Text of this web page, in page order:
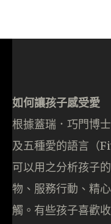
如何讓孩子感受愛
根據蓋瑞．巧門博
及五種愛的語言（
可以用之分析孩子
物、服務行動、精
觸。有些孩子喜歡